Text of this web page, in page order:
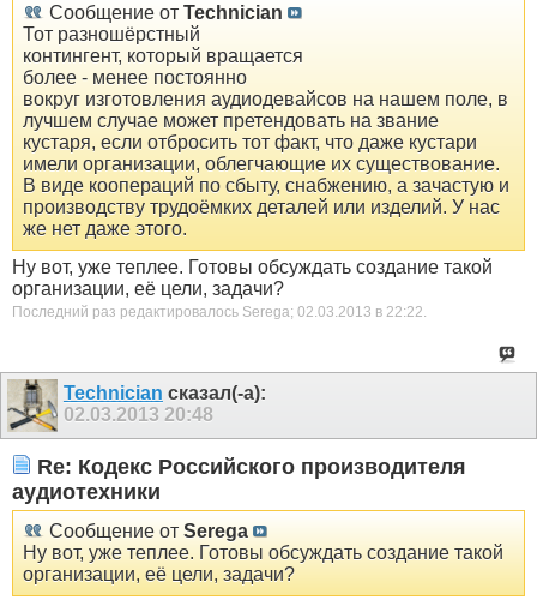
Сообщение от Technician
Тот разношёрстный
контингент, который вращается
более - менее постоянно
вокруг изготовления аудиодевайсов на нашем поле, в
лучшем случае может претендовать на звание
кустаря, если отбросить тот факт, что даже кустари
имели организации, облегчающие их существование.
В виде коопераций по сбыту, снабжению, а зачастую и
производству трудоёмких деталей или изделий. У нас
же нет даже этого.
Ну вот, уже теплее. Готовы обсуждать создание такой
организации, её цели, задачи?
Последний раз редактировалось Serega; 02.03.2013 в 22:22.
Technician сказал(-а):
02.03.2013 20:48
Re: Кодекс Российского производителя
аудиотехники
Сообщение от Serega
Ну вот, уже теплее. Готовы обсуждать создание такой
организации, её цели, задачи?